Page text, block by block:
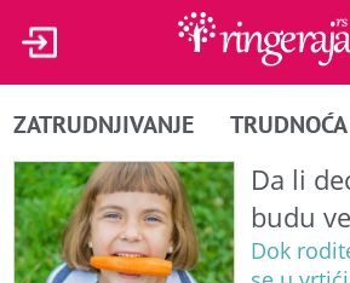
ZATRUDNJIVANJE TRUDNOĆA
Da li
budu
Dok